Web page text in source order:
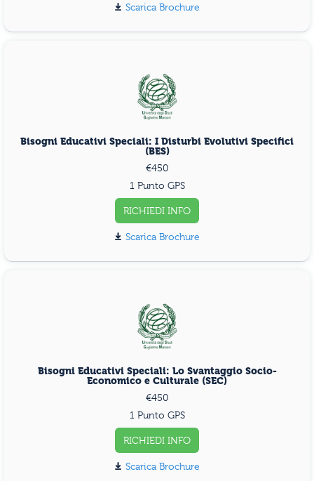
Scarica Brochure
Bisogni Educativi Speciali: I Disturbi Evolutivi Specifici
(BES)
€450
1 Punto GPS
RICHIEDI INFO
Scarica Brochure
Bisogni Educativi Speciali: Lo Svantaggio Socio-
Economico e Culturale (SEC)
€450
1 Punto GPS
RICHIEDI INFO
Scarica Brochure